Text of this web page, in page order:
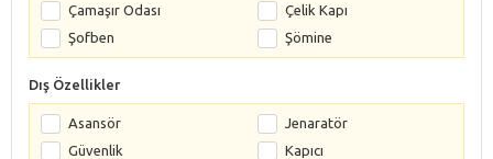
Çamaşır Odası
Çelik Kapı
Şofben
Şömine
Dış Özellikler
Asansör
Jenaratör
Güvenlik
Kapıcı